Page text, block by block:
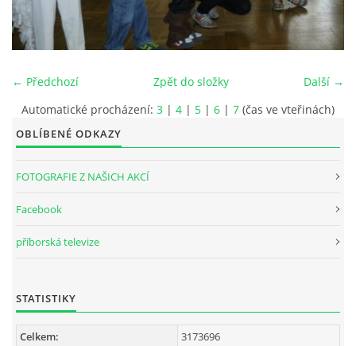
INTERNÍ SEKCE
← Předchozí Další →
Zpět do složky
Automatické procházení: 3 | 4 | 5 | 6 | 7 (čas ve vteřinách)
OBLÍBENÉ ODKAZY
FOTOGRAFIE Z NAŠICH AKCÍ
Facebook
příborská televize
STATISTIKY
Celkem: 3173696